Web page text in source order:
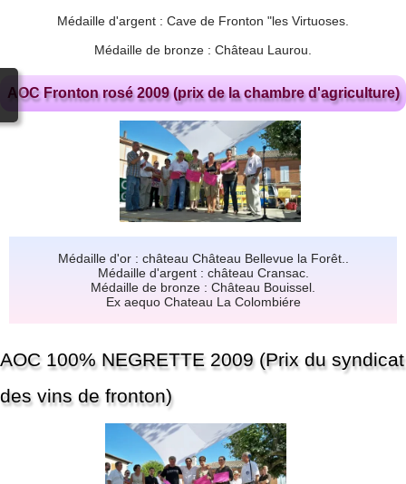
Médaille d'argent : Cave de Fronton "les Virtuoses.
Médaille de bronze : Château Laurou.
AOC Fronton rosé 2009 (prix de la chambre d'agriculture)
Médaille d'or : château Château Bellevue la Forêt..
Médaille d'argent : château Cransac.
Médaille de bronze : Château Bouissel.
Ex aequo Chateau La Colombiére
AOC 100% NEGRETTE 2009 (Prix du syndicat
des vins de fronton)